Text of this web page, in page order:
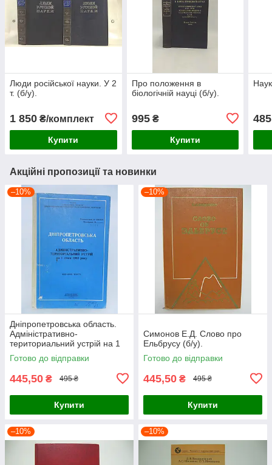
Люди російської науки. У 2
т. (б/у).
1 850 ₴/комплект
Купити
Про положення в
біологічній науці (б/у).
995₴
Купити
485
Акційні пропозиції та новинки
–10%
Дніпропетровська область.
Адміністративно-
териториальний устрій на 1
січня 1983 року (б/у).
Готово до відправки
445,50 ₴ 495 ₴
Купити
–10%
Симонов Е.Д. Слово про
Ельбрусу (б/у).
Готово до відправки
445,50 ₴ 495 ₴
Купити
–10% –10%